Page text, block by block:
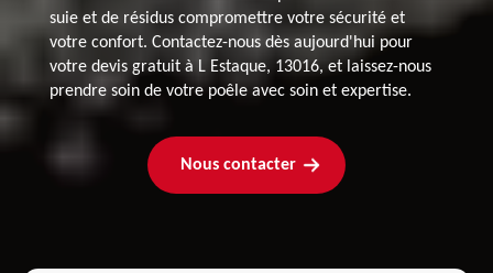
suie et de résidus compromettre votre sécurité et
votre confort. Contactez-nous dès aujourd'hui pour
votre devis gratuit à L Estaque, 13016, et laissez-nous
prendre soin de votre poêle avec soin et expertise.
Nous contacter